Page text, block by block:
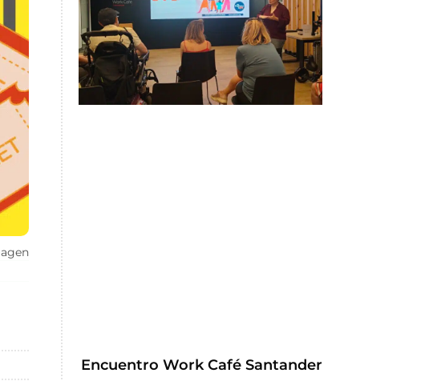
Encuentro Work Café Santander